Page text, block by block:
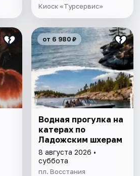
Киоск «Турсервис»
от 6 980 ₽
Водная прогулка на
катерах по
Ладожским шхерам
8 августа 2026 •
суббота
пл. Восстания